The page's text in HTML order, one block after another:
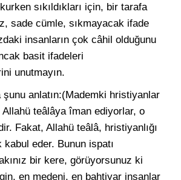
sıkıldıkları için, bir tarafa
sade cümle, sıkmayacak ifade
insanların çok câhil olduğunu
basit ifadeleri
unutmayın.
anlatın:(Mademki hristiyanlar
teâlâya îman ediyorlar, o
Fakat, Allahü teâlâ, hristiyanlığı
eder. Bunun ispatı
bir kere, görüyorsunuz ki
en medeni, en bahtiyar insanlar